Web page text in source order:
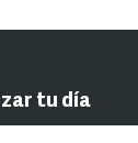
tu día